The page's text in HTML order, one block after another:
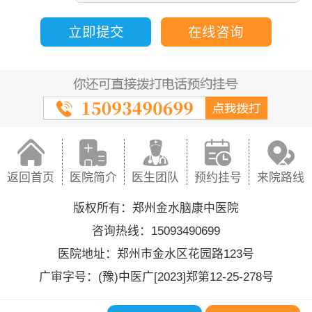
立即提交 在线咨询
返回首页 医院简介 医生团队 预约挂号 来院路线
版权所有：郑州金水脑康中医院
咨询热线：15093490699
医院地址：郑州市金水区花园路123号
广审字号：(豫)中医广[2023]郑第12-25-278号